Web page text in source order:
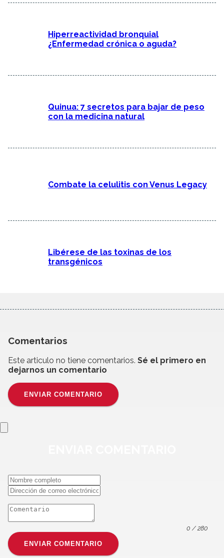
Hiperreactividad bronquial
¿Enfermedad crónica o aguda?
Quinua: 7 secretos para bajar de peso
con la medicina natural
Combate la celulitis con Venus Legacy
Libérese de las toxinas de los
transgénicos
Comentarios
Este articulo no tiene comentarios. Sé el primero en
dejarnos un comentario
ENVIAR COMENTARIO
0 / 280
ENVIAR COMENTARIO